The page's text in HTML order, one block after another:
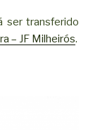
ser transferido
– JF Milheirós.